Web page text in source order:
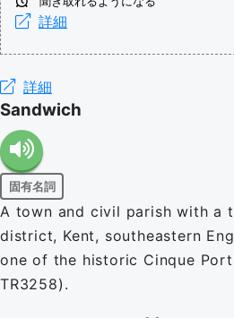
詳細
詳細
Sandwich
固有名詞
A town and civil parish with a
district, Kent, southeastern
one of the historic Cinque
TR3258).